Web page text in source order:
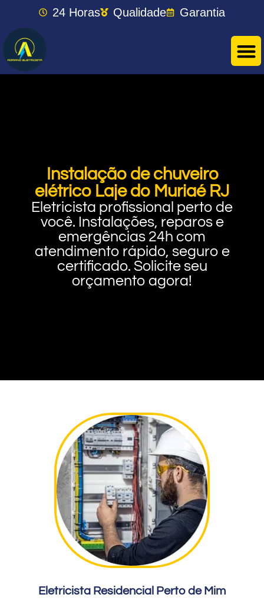
24 Horas Qualidade Garantia
Instalação de chuveiro
elétrico Laje do Muriaé RJ
Eletricista profissional perto de
você. Instalações, reparos e
emergências 24h com
atendimento rápido, seguro e
certificado. Solicite seu
orçamento agora!
Eletricista Residencial Perto de Mim